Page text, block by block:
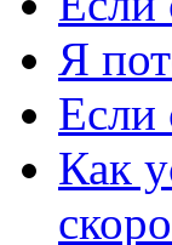
Я
Если
Как